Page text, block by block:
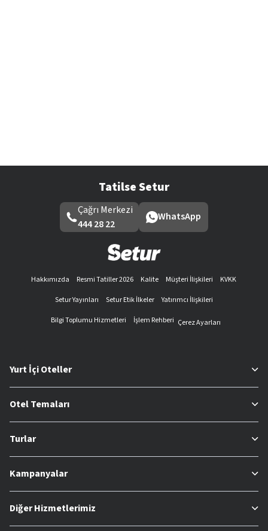
Tatilse Setur
Çağrı Merkezi
444 28 22
WhatsApp
Hakkımızda Resmi Tatiller 2026 Kalite Müşteri İlişkileri
KVKK
Setur Yayınları
Setur Etik İlkeler
Yatırımcı İlişkileri
Bilgi Toplumu Hizmetleri
İşlem Rehberi Çerez Ayarları
Yurt İçi Oteller
Otel Temaları
Turlar
Kampanyalar
Diğer Hizmetlerimiz